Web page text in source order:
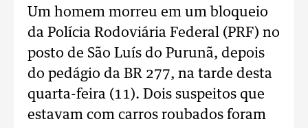
Um homem morreu em um bloqueio
da Polícia Rodoviária Federal (PRF) no
posto de São Luís do Purunã, depois
do pedágio da BR 277, na tarde desta
quarta-feira (11). Dois suspeitos que
estavam com carros roubados foram